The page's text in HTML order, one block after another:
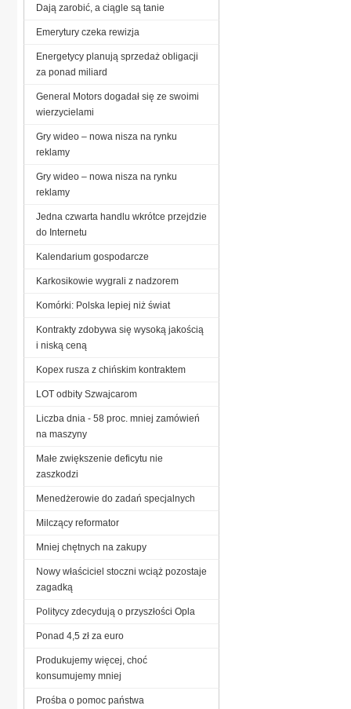
Dają zarobić, a ciągle są tanie
Emerytury czeka rewizja
Energetycy planują sprzedaż obligacji
za ponad miliard
General Motors dogadał się ze swoimi
wierzycielami
Gry wideo – nowa nisza na rynku
reklamy
Gry wideo – nowa nisza na rynku
reklamy
Jedna czwarta handlu wkrótce przejdzie
do Internetu
Kalendarium gospodarcze
Karkosikowie wygrali z nadzorem
Komórki: Polska lepiej niż świat
Kontrakty zdobywa się wysoką jakością
i niską ceną
Kopex rusza z chińskim kontraktem
LOT odbity Szwajcarom
Liczba dnia - 58 proc. mniej zamówień
na maszyny
Małe zwiększenie deficytu nie
zaszkodzi
Menedżerowie do zadań specjalnych
Milczący reformator
Mniej chętnych na zakupy
Nowy właściciel stoczni wciąż pozostaje
zagadką
Politycy zdecydują o przyszłości Opla
Ponad 4,5 zł za euro
Produkujemy więcej, choć
konsumujemy mniej
Prośba o pomoc państwa